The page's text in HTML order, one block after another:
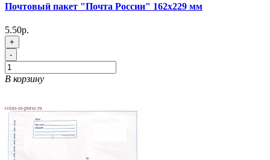
Почтовый пакет "Почта России" 162х229 мм
5.50р.
+
-
В корзину